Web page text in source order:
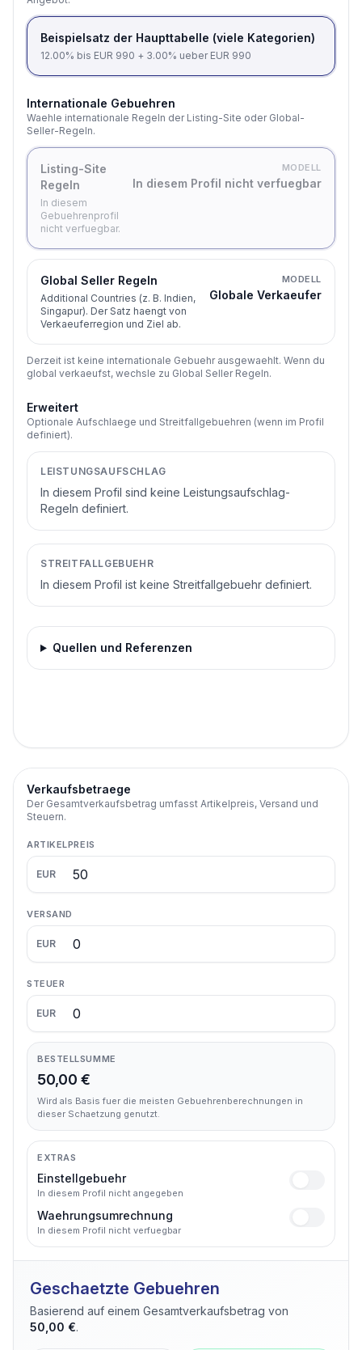
Beispielsatz der Haupttabelle (viele Kategorien)
12.00% bis EUR 990 + 3.00% ueber EUR 990
Internationale Gebuehren
Waehle internationale Regeln der Listing-Site oder Global-
Seller-Regeln.
Listing-Site
Regeln
In diesem
Gebuehrenprofil
nicht verfuegbar.
MODELL
In diesem Profil nicht verfuegbar
Global Seller Regeln
Additional Countries (z. B. Indien,
Singapur). Der Satz haengt von
Verkaeuferregion und Ziel ab.
MODELL
Globale Verkaeufer
Derzeit ist keine internationale Gebuehr ausgewaehlt. Wenn du
global verkaeufst, wechsle zu Global Seller Regeln.
Erweitert
Optionale Aufschlaege und Streitfallgebuehren (wenn im Profil
definiert).
LEISTUNGSAUFSCHLAG
In diesem Profil sind keine Leistungsaufschlag-
Regeln definiert.
STREITFALLGEBUEHR
In diesem Profil ist keine Streitfallgebuehr definiert.
Quellen und Referenzen
Verkaufsbetraege
Der Gesamtverkaufsbetrag umfasst Artikelpreis, Versand und
Steuern.
ARTIKELPREIS
EUR
VERSAND
EUR
STEUER
EUR
BESTELLSUMME
50,00 €
Wird als Basis fuer die meisten Gebuehrenberechnungen in
dieser Schaetzung genutzt.
EXTRAS
Einstellgebuehr
In diesem Profil nicht angegeben
Waehrungsumrechnung
In diesem Profil nicht verfuegbar
Geschaetzte Gebuehren
Basierend auf einem Gesamtverkaufsbetrag von
50,00 €.